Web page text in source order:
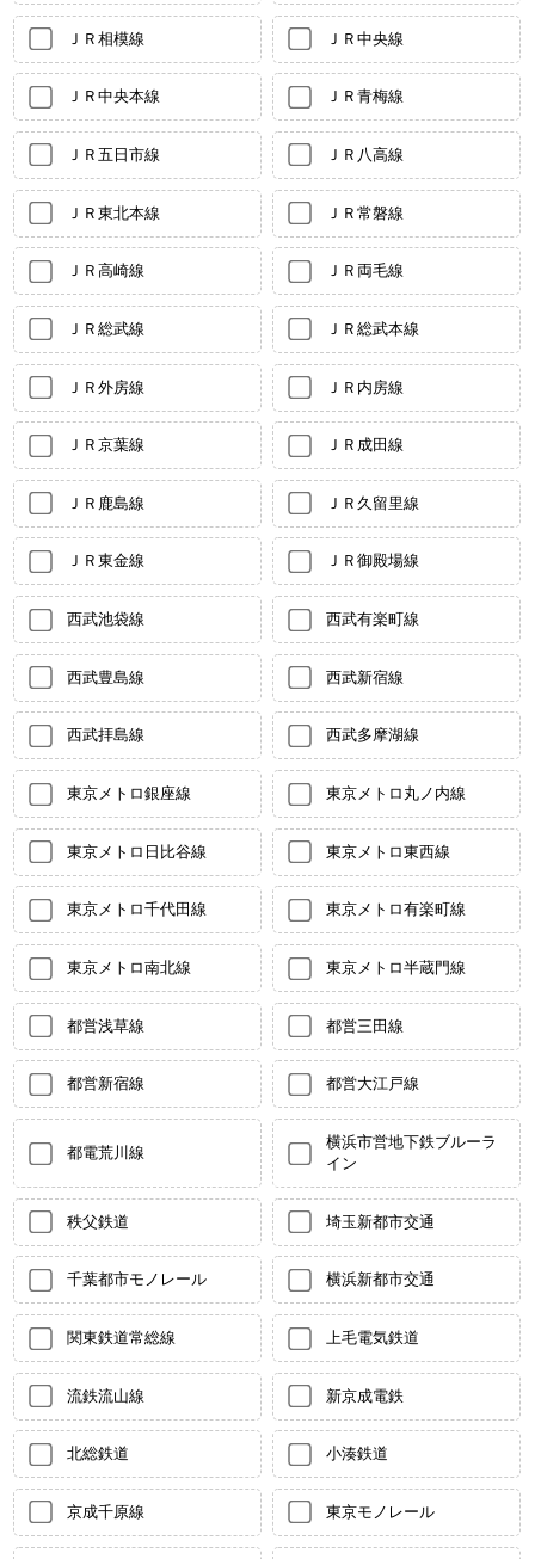
ＪＲ相模線 ＪＲ中央線
ＪＲ中央本線 ＪＲ青梅線
ＪＲ五日市線 ＪＲ八高線
ＪＲ東北本線 ＪＲ常磐線
ＪＲ高崎線 ＪＲ両毛線
ＪＲ総武線 ＪＲ総武本線
ＪＲ外房線 ＪＲ内房線
ＪＲ京葉線 ＪＲ成田線
ＪＲ鹿島線 ＪＲ久留里線
ＪＲ東金線 ＪＲ御殿場線
西武池袋線 西武有楽町線
西武豊島線 西武新宿線
西武拝島線 西武多摩湖線
東京メトロ銀座線 東京メトロ丸ノ内線
東京メトロ日比谷線 東京メトロ東西線
東京メトロ千代田線 東京メトロ有楽町線
東京メトロ南北線 東京メトロ半蔵門線
都営浅草線 都営三田線
都営新宿線 都営大江戸線
都電荒川線
横浜市営地下鉄ブルーラ
イン
秩父鉄道 埼玉新都市交通
千葉都市モノレール 横浜新都市交通
関東鉄道常総線 上毛電気鉄道
流鉄流山線 新京成電鉄
北総鉄道 小湊鉄道
京成千原線 東京モノレール